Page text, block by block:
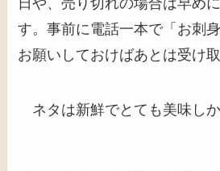
日や、売り切れの場合は早め
す。事前に電話一本で「お刺
お願いしておけばあとは受け取
ネタは新鮮でとても美味しか